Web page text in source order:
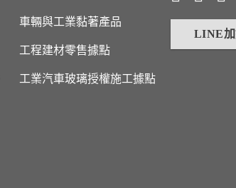
車輛與工業黏著產品
工程建材零售據點
工業汽車玻璃授權施工據點
LINE